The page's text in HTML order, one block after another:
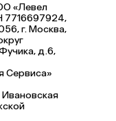
«Левел
7716697924,
г. Москва,
д.6,
Сервиса»